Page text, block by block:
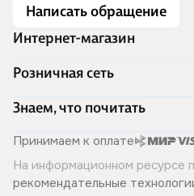
Написать обращение
Интернет-магазин
Акции
Доставка и оплата
Программа лояльности
Подарочные сертификаты
Правила продажи
Политика
Розничная сеть
Адреса магазинов
Книжный Дозор
О компании
Читай-город для бизнеса
Хотите у нас работать?
Знаем, что почитать
Скоро в продаже
Лучшие из лучших
Читай-журнал
Принимаем к оплате
На информационном ресурсе
рекомендательные